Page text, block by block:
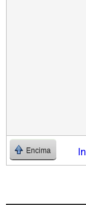
Encima